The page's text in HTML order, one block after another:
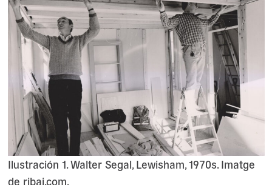
Ilustración 1. Walter Segal, Lewisham, 1970s. Imatge
de ribaj.com.